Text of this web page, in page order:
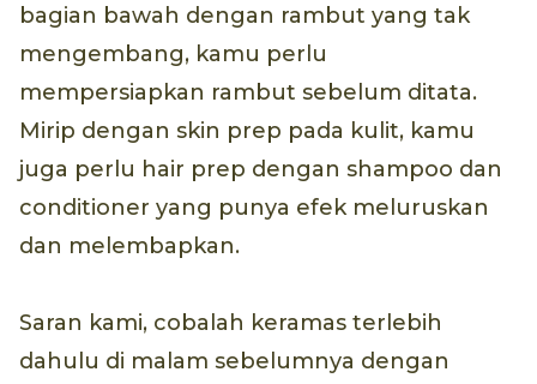
bagian bawah dengan rambut yang tak
mengembang, kamu perlu
mempersiapkan rambut sebelum ditata.
Mirip dengan skin prep pada kulit, kamu
juga perlu hair prep dengan shampoo dan
conditioner yang punya efek meluruskan
dan melembapkan.
Saran kami, cobalah keramas terlebih
dahulu di malam sebelumnya dengan